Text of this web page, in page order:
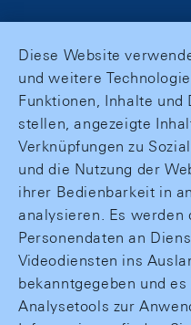
Diese Website
und weitere
Funktionen, Inhalte und
stellen, angezeigte
Verknüpfungen zu
und die Nutzung der
ihrer Bedienbarkeit in
analysieren. Es werden
Personendaten an
Videodiensten ins
bekanntgegeben und
Analysetools zur